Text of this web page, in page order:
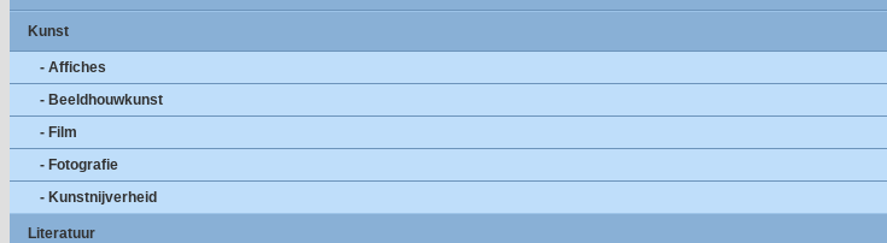
Kunst
- Affiches
- Beeldhouwkunst
- Film
- Fotografie
- Kunstnijverheid
Literatuur